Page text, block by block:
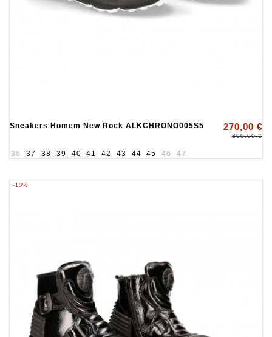
Sneakers Homem New Rock ALKCHRONO005S5 270,00 €
300,00 €
36 37 38 39 40 41 42 43 44 45 46 47
-10%